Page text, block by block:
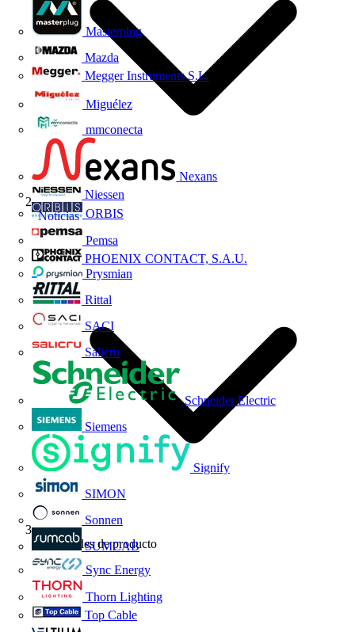
Masterplug
Mazda
Megger Instruments S.L.
Miguélez
mmconecta
Nexans
Niessen
ORBIS
Pemsa
PHOENIX CONTACT, S.A.U.
Prysmian
Rittal
SACI
Salicru
Schneider Electric
Siemens
Signify
SIMON
Sonnen
SUMCAB
Sync Energy
Thorn Lighting
Top Cable
Noticias
Novedades de producto